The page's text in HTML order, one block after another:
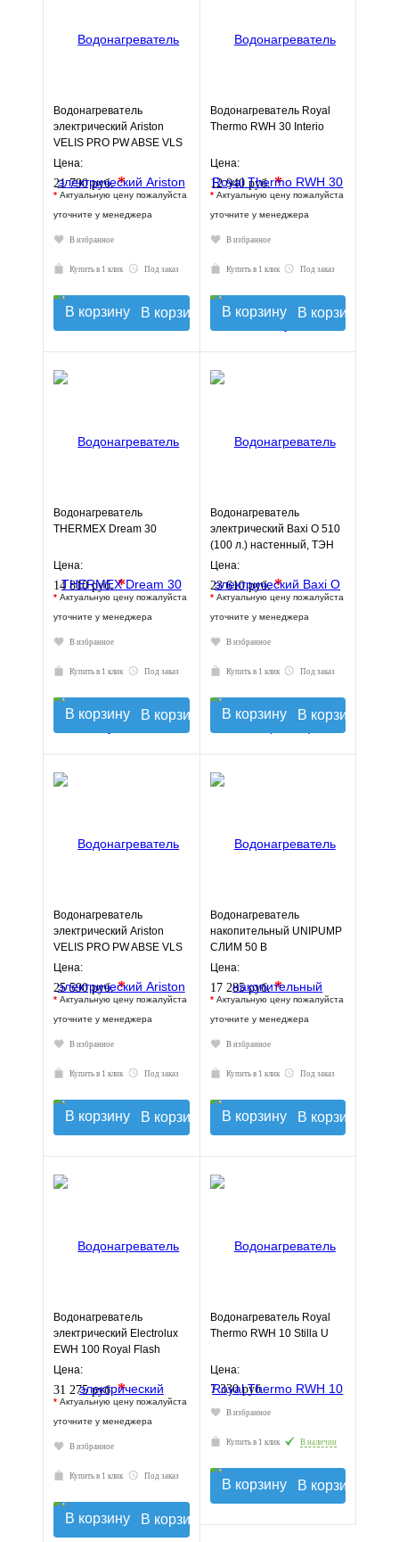
Водонагреватель
электрический Ariston
VELIS PRO PW ABSE VLS
(50 л.) настенный, ТЭН 2,5
Цена:
21 790 руб.*
* Актуальную цену пожалуйста
уточните у менеджера
В избранное
Купить в 1 клик Под заказ
В корзину
Водонагреватель Royal
Thermo RWH 30 Interio
Цена:
12 940 руб.*
* Актуальную цену пожалуйста
уточните у менеджера
В избранное
Купить в 1 клик Под заказ
В корзину
Водонагреватель
THERMEX Dream 30
Цена:
14 810 руб.*
* Актуальную цену пожалуйста
уточните у менеджера
В избранное
Купить в 1 клик Под заказ
В корзину
Водонагреватель
электрический Baxi O 510
(100 л.) настенный, ТЭН
1,5 кВт.
Цена:
23 610 руб.*
* Актуальную цену пожалуйста
уточните у менеджера
В избранное
Купить в 1 клик Под заказ
В корзину
Водонагреватель
электрический Ariston
VELIS PRO PW ABSE VLS
(80 л.) настенный, ТЭН 2,5
Цена:
25 590 руб.*
* Актуальную цену пожалуйста
уточните у менеджера
В избранное
Купить в 1 клик Под заказ
В корзину
Водонагреватель
накопительный UNIPUMP
СЛИМ 50 В
Цена:
17 285 руб.*
* Актуальную цену пожалуйста
уточните у менеджера
В избранное
Купить в 1 клик Под заказ
В корзину
Водонагреватель
электрический Electrolux
EWH 100 Royal Flash
Цена:
31 275 руб.*
* Актуальную цену пожалуйста
уточните у менеджера
В избранное
Купить в 1 клик Под заказ
В корзину
Водонагреватель Royal
Thermo RWH 10 Stilla U
Цена:
7 330 руб.
В избранное
Купить в 1 клик В наличии
В корзину